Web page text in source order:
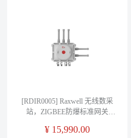
[RDIR0005] Raxwell 无线数采
站，ZIGBEE防爆标准网关
讯，RDIR0005， 1个/箱
¥ 15,990.00